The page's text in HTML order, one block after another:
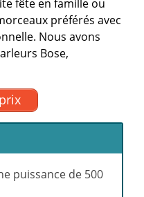
fête en famille ou
préférés avec
Nous avons
Bose,
puissance de 500